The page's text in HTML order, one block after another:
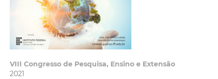
VIII Congresso de Pesquisa, Ensino e Extensão
2021